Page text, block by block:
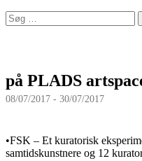
Search
for:
på PLADS
08/07/2017 - 30/07/2017
•FSK – Et kuratorisk
samtidskunstnere og 12